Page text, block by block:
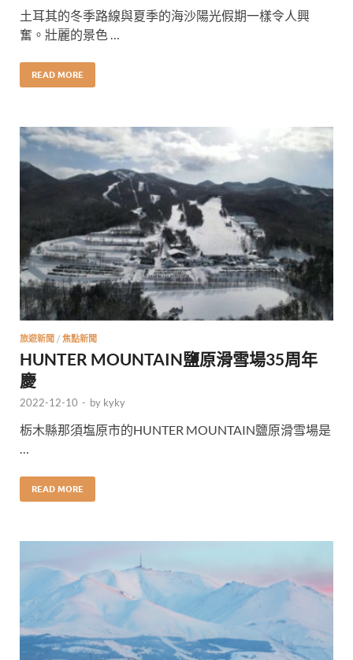
土耳其的冬季路線與夏季的海沙陽光假期一樣令人興
奮。壯麗的景色 …
READ MORE
旅遊新聞 / 焦點新聞
HUNTER MOUNTAIN鹽原滑雪場35周年
慶
2022-12-10 - by kyky
栃木縣那須塩原市的HUNTER MOUNTAIN鹽原滑雪場是
READ MORE